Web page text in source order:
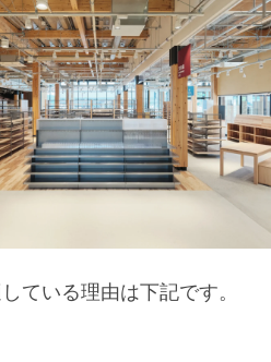
ている理由は下記です。